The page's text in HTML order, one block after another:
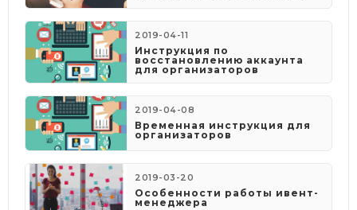
2019-04-11
Инструкция по
восстановлению аккаунта
для организаторов
2019-04-08
​Временная инструкция для
организаторов
2019-03-20
Особенности работы ивент-
менеджера